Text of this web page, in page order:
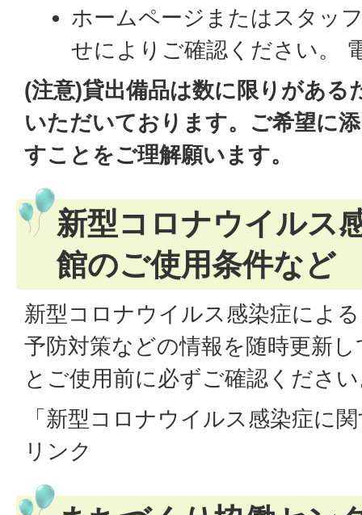
ホームページまたはスタッ
せによりご確認ください。
(注意)貸出備品は数に限りがある
いただいております。ご希望に
すことをご理解願います。
新型コロナウイルス
館のご使用条件など
新型コロナウイルス感染症によ
予防対策などの情報を随時更新
とご使用前に必ずご確認くださ
「新型コロナウイルス感染症に
リンク